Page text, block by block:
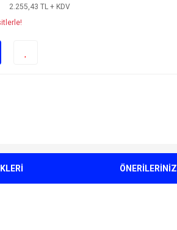
2.255,43 TL + KDV
ÖNERİLERİNİZ